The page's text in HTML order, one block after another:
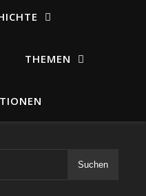
THEMEN
Suchen